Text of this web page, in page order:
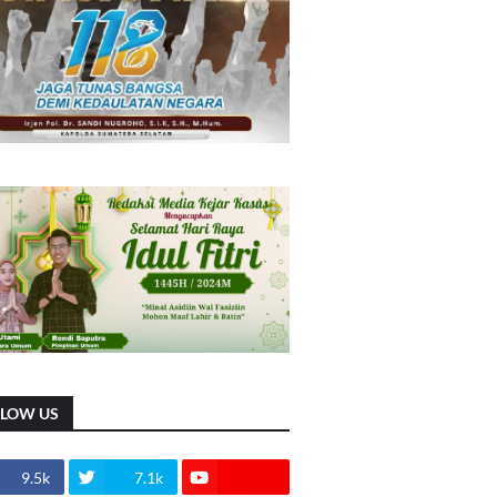
US
9.5k 7.1k